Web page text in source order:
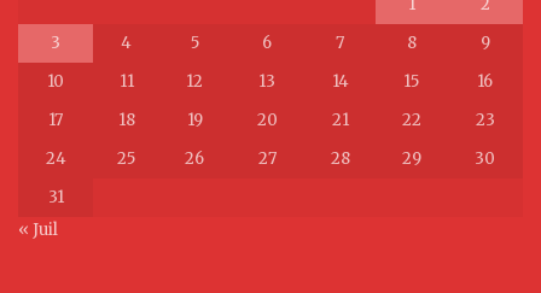
3
4 5 6 7 8
9
10
11 12 13 14 15
16
17
18 19 20 21 22
23
24
25 26 27 28 29
30
31
« Juil